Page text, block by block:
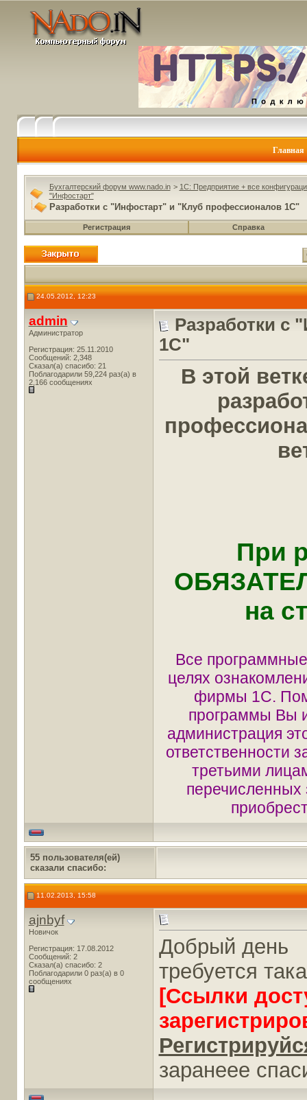
Главная
Бухгалтерский форум www.nado.in > 1C: Предприятие + все
"Инфостарт"
Разработки с "Инфостарт" и "Клуб профессионалов 1С"
Регистрация Справка
24.05.2012, 12:23
admin
Администратор
Регистрация: 25.11.2010
Сообщений: 2,348
Сказал(а) спасибо: 21
Поблагодарили 59,224 раз(а) в
2,166 сообщениях
Разработки с
1С"
В этой
При
на
Все
целях
фирмы 1С.
программы Вы
администрация
ответственности
третьими
55 пользователя(ей)
сказали cпасибо:
11.02.2013, 15:58
ajnbyf
Новичок
Регистрация: 17.08.2012
Сообщений: 2
Сказал(а) спасибо: 2
Поблагодарили 0 раз(а) в 0
сообщениях
Добрый день
требуется
[Ссылки
заранеее